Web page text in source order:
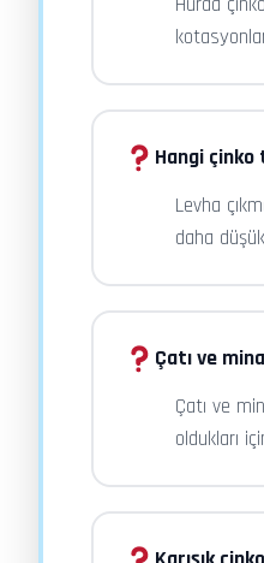
Hangi
Levha
daha
Çatı ve
Çatı ve
oldukları